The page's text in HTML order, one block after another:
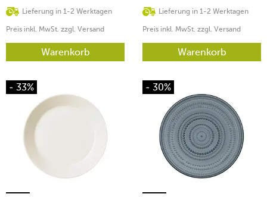
Lieferung in 1-2 Werktagen
Preis inkl. MwSt. zzgl. Versand
Warenkorb
Lieferung in 1-2 Werktagen
Preis inkl. MwSt. zzgl. Versand
Warenkorb
- 33% - 30%